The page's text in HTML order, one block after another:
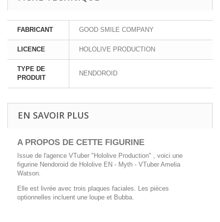
FABRICANT GOOD SMILE COMPANY
LICENCE HOLOLIVE PRODUCTION
TYPE DE
PRODUIT
NENDOROID
EN SAVOIR PLUS
A PROPOS DE CETTE FIGURINE
Issue de l'agence VTuber "Hololive Production" , voici une
figurine Nendoroid de Hololive EN - Myth - VTuber Amelia
Watson.
Elle est livrée avec trois plaques faciales. Les pièces
optionnelles incluent une loupe et Bubba.